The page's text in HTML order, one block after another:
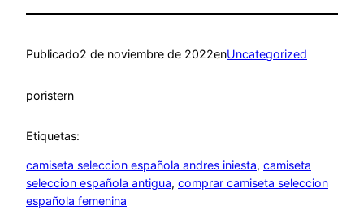
Publicado2 de noviembre de 2022enUncategorized
poristern
Etiquetas:
camiseta seleccion española andres iniesta, camiseta
seleccion española antigua, comprar camiseta seleccion
española femenina